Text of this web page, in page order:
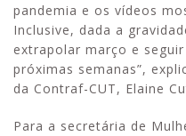
pandemia e os vídeos
Inclusive, dada a
extrapolar março e
próximas semanas”,
da Contraf-CUT, Elaine
Para a secretária de